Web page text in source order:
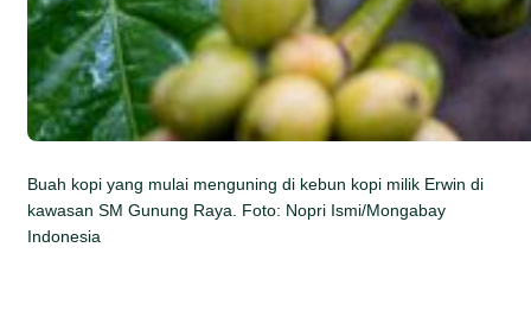
Buah kopi yang mulai menguning di kebun kopi milik Erwin di
kawasan SM Gunung Raya. Foto: Nopri Ismi/Mongabay
Indonesia